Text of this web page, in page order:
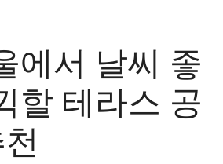
에서 날씨 좋
할 테라스 공